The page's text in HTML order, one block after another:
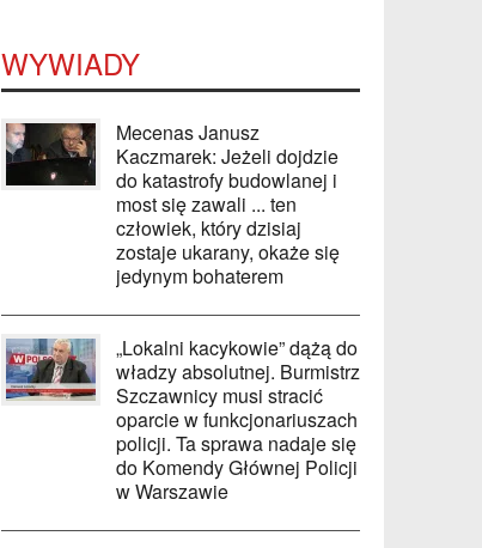
WYWIADY
Mecenas Janusz
Kaczmarek: Jeżeli dojdzie
do katastrofy budowlanej i
most się zawali ... ten
człowiek, który dzisiaj
zostaje ukarany, okaże się
jedynym bohaterem
„Lokalni kacykowie” dążą do
władzy absolutnej. Burmistrz
Szczawnicy musi stracić
oparcie w funkcjonariuszach
policji. Ta sprawa nadaje się
do Komendy Głównej Policji
w Warszawie